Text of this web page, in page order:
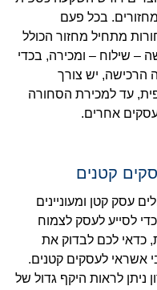
בכל פעם
מתחיל מחזור הכולל
– שילוח – ומכירה, בכדי
הרכישה, יש צורך
עד למכירת הסחורה
אחרים.
קטנים
עסק קטן ומעוניינים
לסייע לעסק לצמוח
כדאי לכם לבדוק את
אשראי לעסקים קטנים.
ניתן לראות היקף גדול של